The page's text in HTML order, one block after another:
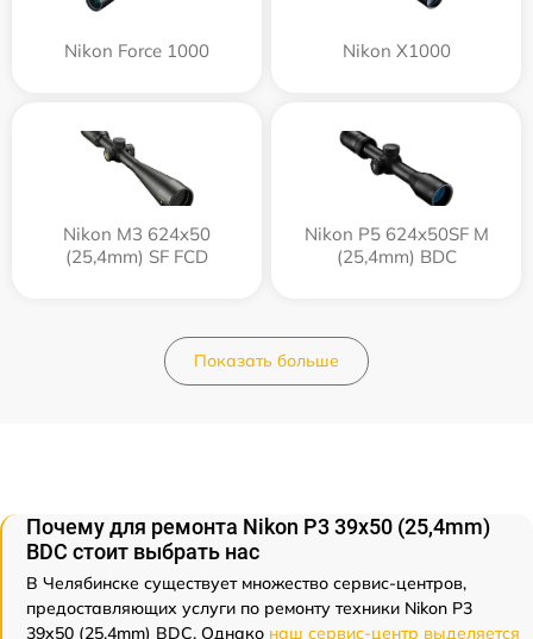
Nikon Force 1000 Nikon X1000
Nikon M3 624x50
(25,4mm) SF FCD
Nikon P5 624x50SF M
(25,4mm) BDC
Показать больше
Почему для ремонта Nikon P3 39x50 (25,4mm)
BDC стоит выбрать нас
В Челябинске существует множество сервис-центров,
предоставляющих услуги по ремонту техники Nikon P3
39x50 (25,4mm) BDC. Однако наш сервис-центр выделяется